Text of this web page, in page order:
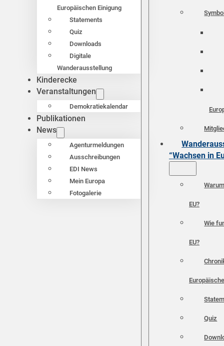
Europäischen Einigung
Statements
Quiz
Downloads
Digitale
Wanderausstellung
Kinderecke
Veranstaltungen
Demokratiekalendar
Publikationen
News
Agenturmeldungen
Ausschreibungen
EDI News
Mein Europa
Fotogalerie
“Wachsen in
EU?
Wie
EU?
Quiz